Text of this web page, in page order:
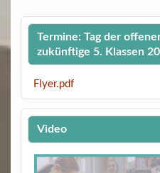
Termine: Tag der
zukünftige 5. Klassen
Flyer.pdf
Video